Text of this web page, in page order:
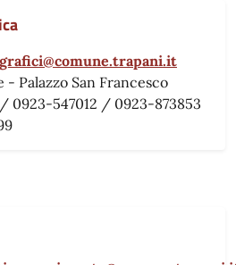
- Palazzo San Francesco
0923-547012 / 0923-873853